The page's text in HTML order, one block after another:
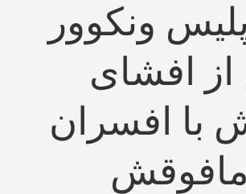
ونکوور
افشای
با افسران